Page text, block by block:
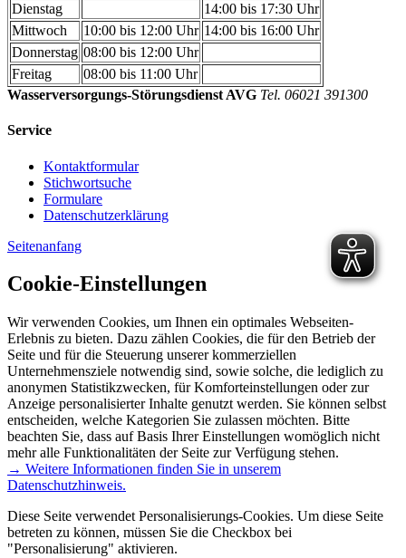
Dienstag
14:00 bis 17:30 Uhr
Mittwoch
10:00 bis 12:00 Uhr 14:00 bis 16:00 Uhr
Donnerstag 08:00 bis 12:00 Uhr
Freitag
08:00 bis 11:00 Uhr
Wasserversorgungs-Störungsdienst AVG Tel. 06021 391300
Service
Kontaktformular
Stichwortsuche
Formulare
Datenschutzerklärung
Seitenanfang
Cookie-Einstellungen
Wir verwenden Cookies, um Ihnen ein optimales Webseiten-
Erlebnis zu bieten. Dazu zählen Cookies, die für den Betrieb der
Seite und für die Steuerung unserer kommerziellen
Unternehmensziele notwendig sind, sowie solche, die lediglich zu
anonymen Statistikzwecken, für Komforteinstellungen oder zur
Anzeige personalisierter Inhalte genutzt werden. Sie können selbst
entscheiden, welche Kategorien Sie zulassen möchten. Bitte
beachten Sie, dass auf Basis Ihrer Einstellungen womöglich nicht
mehr alle Funktionalitäten der Seite zur Verfügung stehen.
→ Weitere Informationen finden Sie in unserem
Datenschutzhinweis.
Diese Seite verwendet Personalisierungs-Cookies. Um diese Seite
betreten zu können, müssen Sie die Checkbox bei
"Personalisierung" aktivieren.